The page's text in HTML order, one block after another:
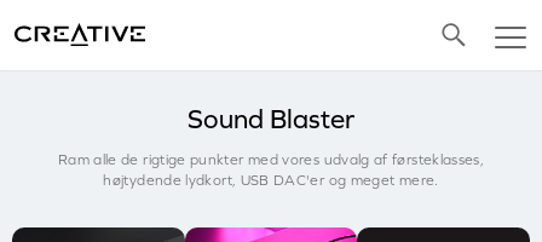
Sound Blaster
Ram alle de rigtige punkter med vores udvalg af førsteklasses,
højtydende lydkort, USB DAC'er og meget mere.